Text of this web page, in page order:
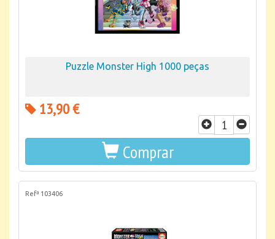
Puzzle Monster High 1000 peças
13,90 €
Comprar
Refª 103406